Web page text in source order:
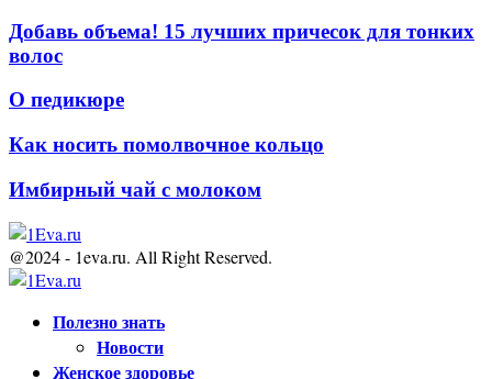
Добавь объема! 15 лучших причесок для тонких
волос
О педикюре
Как носить помолвочное кольцо
Имбирный чай с молоком
@2024 - 1eva.ru. All Right Reserved.
Полезно знать
Новости
Женское здоровье